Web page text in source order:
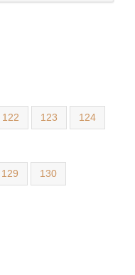
122 123 124
129 130